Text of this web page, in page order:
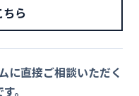
ら
に直接ご相談いただく
。